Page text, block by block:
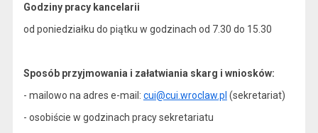
Godziny pracy kancelarii
od poniedziałku do piątku w godzinach od 7.30 do 15.30
Sposób przyjmowania i załatwiania skarg i wniosków:
- mailowo na adres e-mail: cui@cui.wroclaw.pl (sekretariat)
- osobiście w godzinach pracy sekretariatu